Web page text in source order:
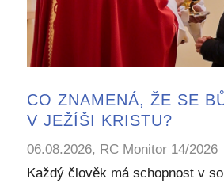
CO ZNAMENÁ, ŽE SE
V JEŽÍŠI KRISTU?
06.08.2026, RC Monitor 14/2026
Každý člověk má schopnost v